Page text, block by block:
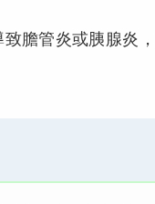
膽管炎或胰腺炎